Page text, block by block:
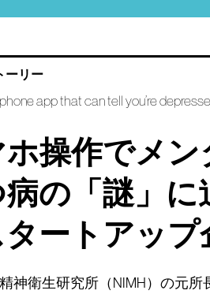
ーリー
app that can tell you’re
操作でメン
病の「謎」に
ートアップ
神衛生研究所（NIMH）の元所